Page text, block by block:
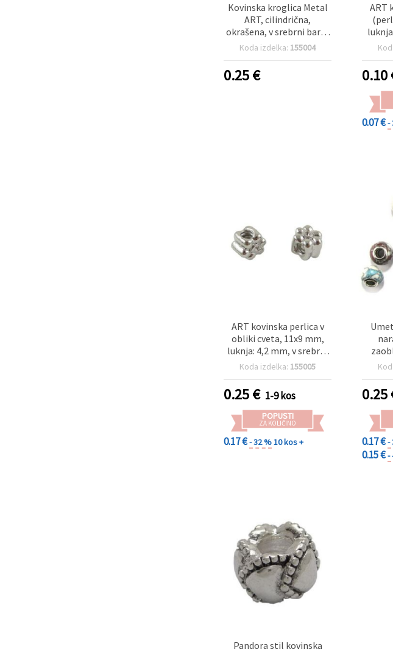
Kovinska kroglica Metal
ART, cilindrična,
okrašena, v srebrni barvi,
11 x 8 mm, luknja: 4,2 mm
Koda izdelka: 155004
0.25€
ART
0.10
0.07 €-
ART kovinska perlica v
obliki cveta, 11x9 mm,
luknja: 4,2 mm, v srebrni
barvi, za izdelavo nakita
Koda izdelka: 155005
0.25€ 1-9 kos
POPUSTI
ZA KOLIČINO
0.17 €- 32 %10 kos +
0.25
0.17 €-
0.15 €-
Pandora stil kovinska